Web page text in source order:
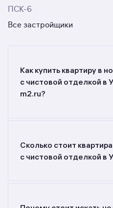
ПСК-6
Все застройщики
Как купить квартиру в
с чистовой отделкой в
m2.ru?
в разделе.
Сколько стоит
с чистовой отделкой в
Площадь составляет от